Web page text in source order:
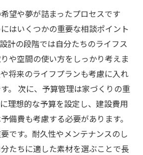
りのために知っておくべき注意
功の秘訣を振り返る
望や夢が詰まったプロセスです
はいくつかの重要な相談ポイント
計の段階では自分たちのライフス
や空間の使い方をしっかり考えま
将来のライフプランも考慮に入れ
。 次に、予算管理は家づくりの重
理想的な予算を設定し、建設費用
備費も考慮する必要があります。
です。耐久性やメンテナンスのし
たちに適した素材を選ぶことで長